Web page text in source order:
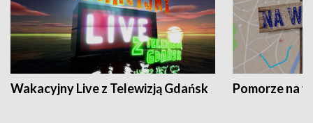
Wakacyjny Live z Telewizją Gdańsk Pomorze na